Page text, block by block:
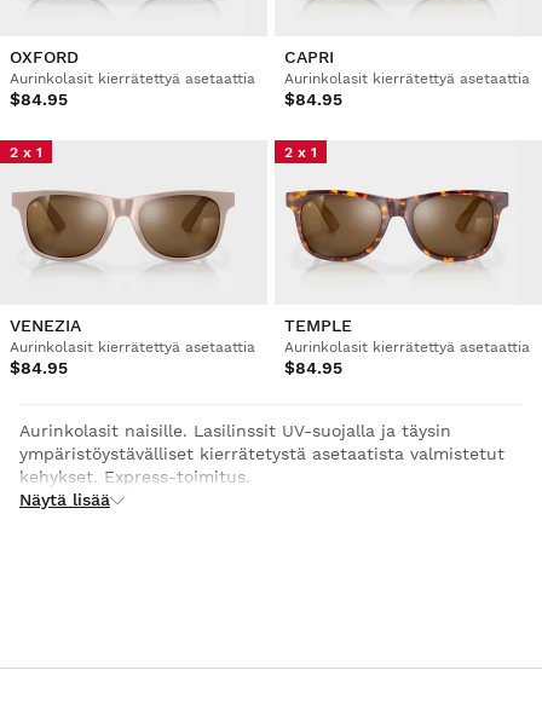
OXFORD
Aurinkolasit kierrätettyä asetaattia
$84.95
CAPRI
Aurinkolasit kierrätettyä asetaattia
$84.95
2 x 1
VENEZIA
Aurinkolasit kierrätettyä asetaattia
$84.95
2 x 1
TEMPLE
Aurinkolasit kierrätettyä asetaattia
$84.95
Aurinkolasit naisille. Lasilinssit UV-suojalla ja täysin
ympäristöystävälliset kierrätetystä asetaatista valmistetut
kehykset. Express-toimitus.
Näytä lisää